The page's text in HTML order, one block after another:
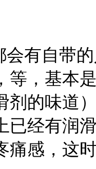
会有自带
等，基本
剂的味道
已经有润
痛感，这